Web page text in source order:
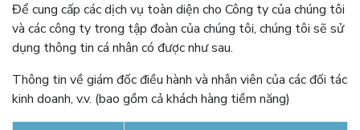
Để cung cấp các dịch vụ toàn diện cho Công ty của chúng tôi
và các công ty trong tập đoàn của chúng tôi, chúng tôi sẽ sử
dụng thông tin cá nhân có được như sau.
Thông tin về giám đốc điều hành và nhân viên của các đối tác
kinh doanh, v.v. (bao gồm cả khách hàng tiềm năng)